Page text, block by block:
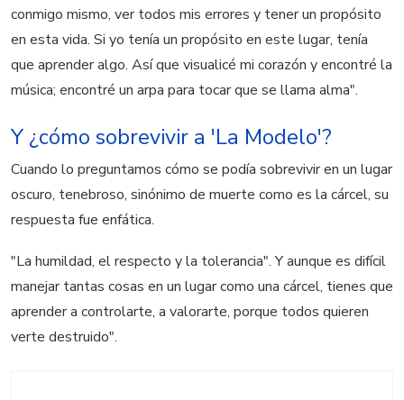
conmigo mismo, ver todos mis errores y tener un propósito
en esta vida. Si yo tenía un propósito en este lugar, tenía
que aprender algo. Así que visualicé mi corazón y encontré la
música; encontré un arpa para tocar que se llama alma".
Y ¿cómo sobrevivir a 'La Modelo'?
Cuando lo preguntamos cómo se podía sobrevivir en un lugar
oscuro, tenebroso, sinónimo de muerte como es la cárcel, su
respuesta fue enfática.
"La humildad, el respecto y la tolerancia". Y aunque es difícil
manejar tantas cosas en un lugar como una cárcel, tienes que
aprender a controlarte, a valorarte, porque todos quieren
verte destruido".